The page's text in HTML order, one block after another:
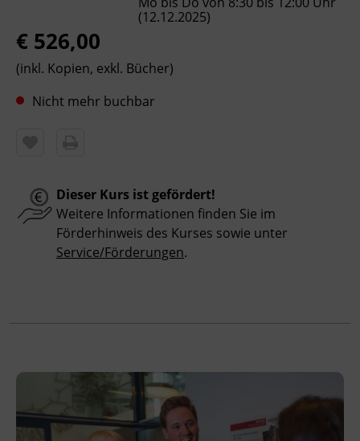
Abschluss
Kursbesuchsbestätigung
österreichischen Feiertagen keine Kurse
stattfinden. Ausfallende Termine werden
innerhalb der Kursdauer mittels
Ersatzterminen bzw. Ersatzfreitagen
6020 Innsbruck
Förderhinweis
(12.12.2025)
€ 526,00
(inkl. Kopien, exkl. Bücher)
Nicht mehr buchbar
Dieser Kurs ist gefördert!
Weitere Informationen finden Sie im
Förderhinweis des Kurses sowie unter
Service/Förderungen.